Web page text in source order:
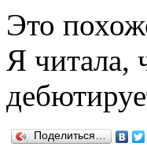
Это
Я читала,
Поделиться…